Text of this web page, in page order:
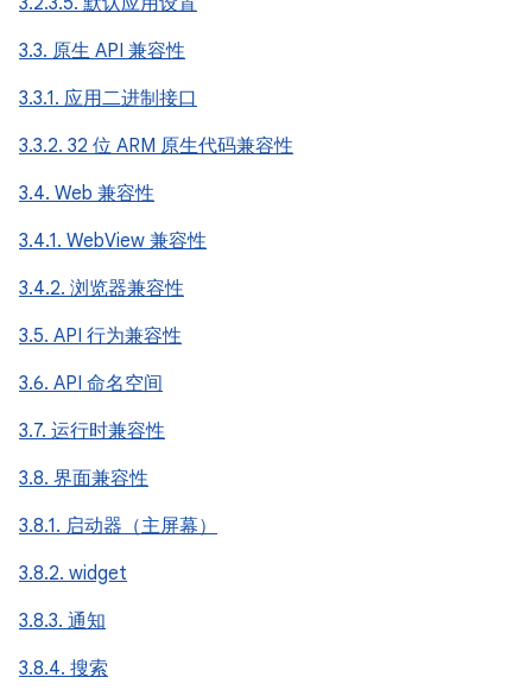
3.3. 原生 API 兼容性
3.3.1. 应用二进制接口
3.3.2. 32 位 ARM 原生代码兼容性
3.4. Web 兼容性
3.4.1. WebView 兼容性
3.4.2. 浏览器兼容性
3.5. API 行为兼容性
3.6. API 命名空间
3.7. 运行时兼容性
3.8. 界面兼容性
3.8.1. 启动器（主屏幕）
3.8.2. widget
3.8.3. 通知
3.8.4. 搜索